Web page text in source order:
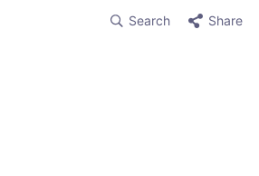
Search Share